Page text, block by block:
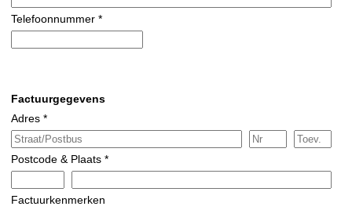
Telefoonnummer *
Factuurgegevens
Adres *
Postcode & Plaats *
Factuurkenmerken